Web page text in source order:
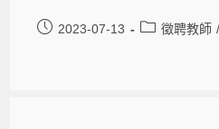
2023-07-13 徵聘教師 /